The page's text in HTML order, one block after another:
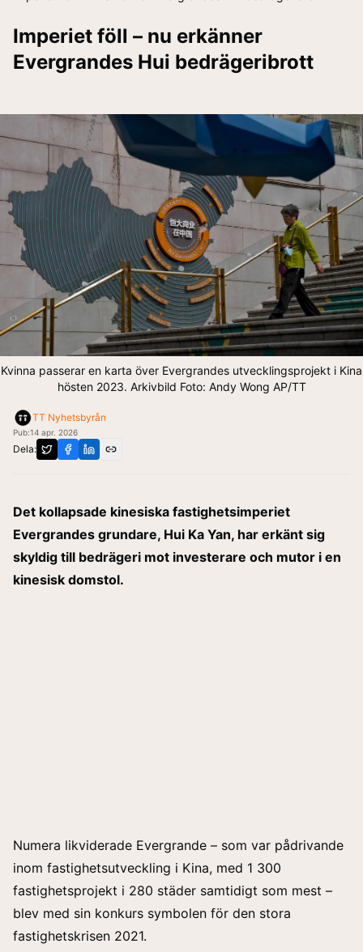
Imperiet föll – nu erkänner
Evergrandes Hui bedrägeribrott
Kvinna passerar en karta över Evergrandes utvecklingsprojekt i Kina
hösten 2023. Arkivbild Foto: Andy Wong AP/TT
TT Nyhetsbyrån
Pub:14 apr. 2026
Dela:
Det kollapsade kinesiska fastighetsimperiet
Evergrandes grundare, Hui Ka Yan, har erkänt sig
skyldig till bedrägeri mot investerare och mutor i en
kinesisk domstol.
Numera likviderade Evergrande – som var pådrivande
inom fastighetsutveckling i Kina, med 1 300
fastighetsprojekt i 280 städer samtidigt som mest –
blev med sin konkurs symbolen för den stora
fastighetskrisen 2021.